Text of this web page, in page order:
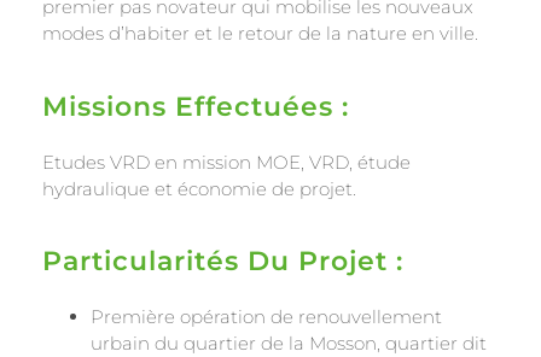
premier pas novateur qui mobilise les nouveaux
modes d’habiter et le retour de la nature en ville.
Missions Effectuées :
Etudes VRD en mission MOE, VRD, étude
hydraulique et économie de projet.
Particularités Du Projet :
Première opération de renouvellement
urbain du quartier de la Mosson, quartier dit